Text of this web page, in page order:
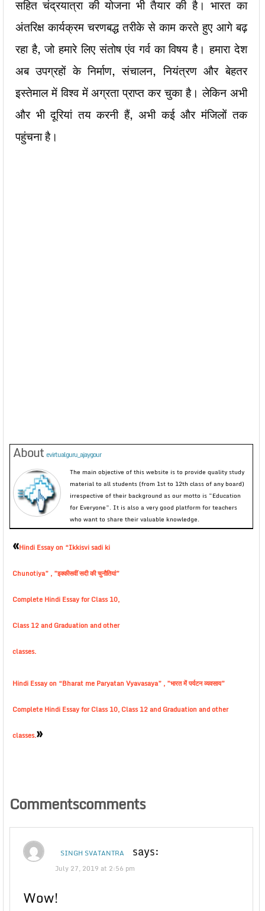
सहित चंद्रयात्रा की योजना भी तैयार की है। भारत का
अंतरिक्ष कार्यक्रम चरणबद्ध तरीके से काम करते हुए आगे बढ़
रहा है, जो हमारे लिए संतोष एंव गर्व का विषय है। हमारा देश
अब उपग्रहों के निर्माण, संचालन, नियंत्रण और बेहतर
इस्तेमाल में विश्व में अग्रता प्राप्त कर चुका है। लेकिन अभी
और भी दूरियां तय करनी हैं, अभी कई और मंजिलों तक
पहुंचना है।
About evirtualguru_ajaygour
The main objective of this website is to provide quality study
material to all students (from 1st to 12th class of any board)
irrespective of their background as our motto is “Education
for Everyone”. It is also a very good platform for teachers
who want to share their valuable knowledge.
«Hindi Essay on “Ikkisvi sadi ki
Chunotiya” , ”इक्कीसवीं सदी की चुनौतियां”
Complete Hindi Essay for Class 10,
Class 12 and Graduation and other
classes.
Hindi Essay on “Bharat me Paryatan Vyavasaya” , ”भारत में पर्यटन व्यवसाय”
Complete Hindi Essay for Class 10, Class 12 and Graduation and other
classes.»
Commentscomments
SINGH SVATANTRA says:
July 27, 2019 at 2:56 pm
Wow!